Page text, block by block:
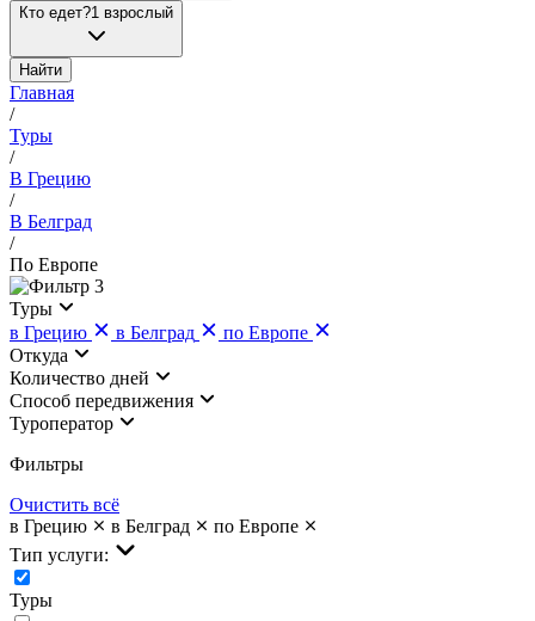
Кто едет?1 взрослый
Найти
Главная
/
Туры
/
В Грецию
/
В Белград
/
По Европе
3
Туры
в Грецию
в Белград
по Европе
Откуда
Количество дней
Cпособ передвижения
Туроператор
Фильтры
Очистить всё
в Грецию
в Белград
по Европе
Тип услуги:
Туры